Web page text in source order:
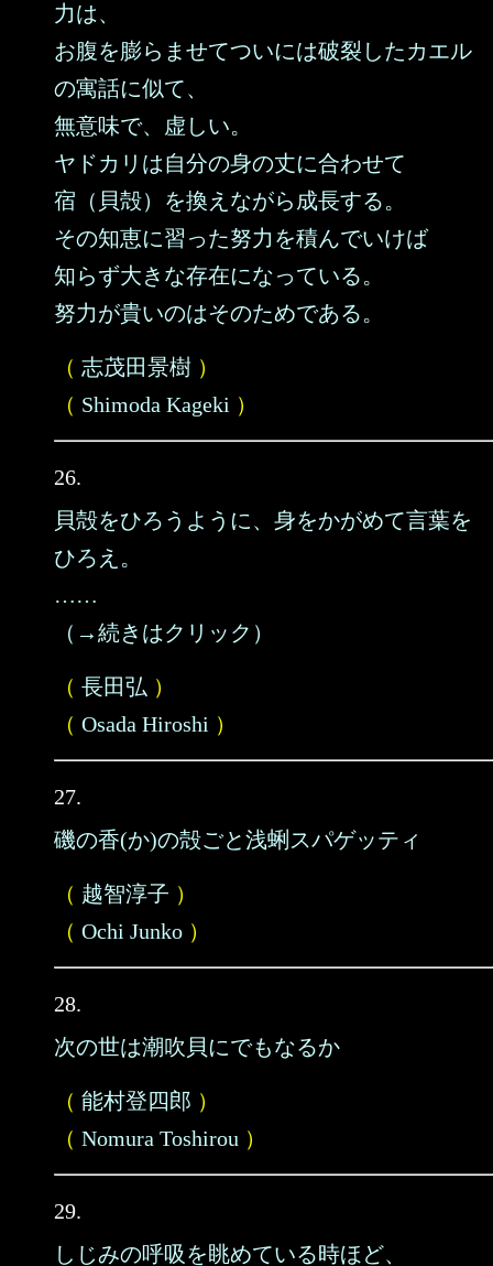
力は、
お腹を膨らませてついには破裂したカエル
の寓話に似て、
無意味で、虚しい。
ヤドカリは自分の身の丈に合わせて
宿（貝殻）を換えながら成長する。
その知恵に習った努力を積んでいけば
知らず大きな存在になっている。
努力が貴いのはそのためである。
（ 志茂田景樹 ）
（ Shimoda Kageki ）
26.
貝殻をひろうように、身をかがめて言葉を
ひろえ。
……
（→続きはクリック）
（ 長田弘 ）
（ Osada Hiroshi ）
27.
磯の香(か)の殻ごと浅蜊スパゲッティ
（ 越智淳子 ）
（ Ochi Junko ）
28.
次の世は潮吹貝にでもなるか
（ 能村登四郎 ）
（ Nomura Toshirou ）
29.
しじみの呼吸を眺めている時ほど、